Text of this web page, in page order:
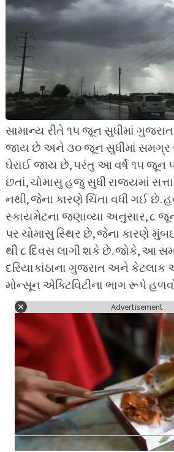
સામાન્ય રીતે ૧૫ જૂન સુધીમાં
જાય છે અને ૩૦ જૂન સુધીમાં સમગ્ર
ઘેરાઈ જાય છે, પરંતુ આ વર્ષે ૧૫ જૂન
છતાં, ચોમાસુ હજુ સુધી રાજ્યમાં
નથી, જેના કારણે ચિંતા વધી ગઈ છે.
સ્કાયમેટના જણાવ્યા અનુસાર, ૮
પર ચોમાસુ સ્થિર છે, જેના કારણે
થી ૮ દિવસ લાગી શકે છે. જોકે, આ
દરિયાકાંઠાના ગુજરાત અને કેટલાક
મોન્સૂન એક્ટિવિટીના ભાગ રૂપે
Advertisement